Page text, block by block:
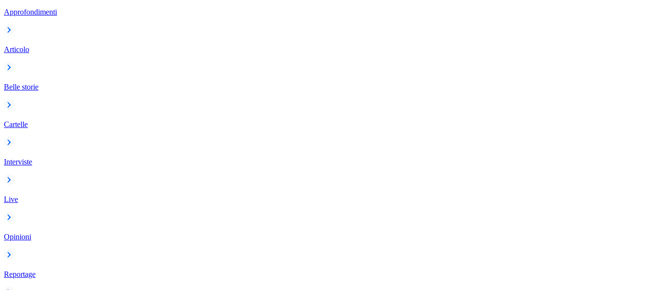
Approfondimenti
Articolo
Belle storie
Cartelle
Interviste
Live
Opinioni
Reportage